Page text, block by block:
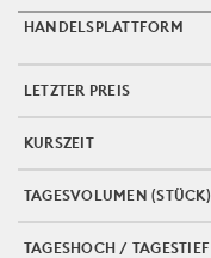
HANDELSPLATTFORM
LETZTER PREIS
KURSZEIT
TAGESVOLUMEN (STÜCK)
TAGESHOCH / TAGESTIEF